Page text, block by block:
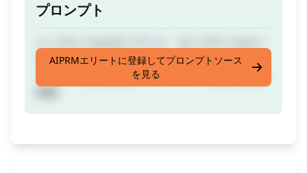
プロンプト
ワード、トピックのノート、インフォグラフィ
ック、ブログ投稿のアウトライン、および検索
AIPRMエリートに登録してプロンプトソース
を見る